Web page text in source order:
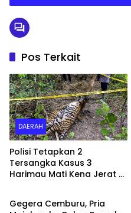
Pos Terkait
DAERAH
Polisi Tetapkan 2
Tersangka Kasus 3
Harimau Mati Kena Jerat Di
DAERAH
Gegera Cemburu, Pria